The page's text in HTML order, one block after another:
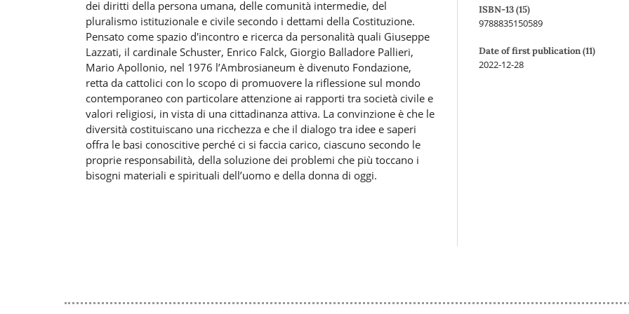
dei diritti della persona umana, delle comunità intermedie, del
pluralismo istituzionale e civile secondo i dettami della Costituzione.
Pensato come spazio d'incontro e ricerca da personalità quali Giuseppe
Lazzati, il cardinale Schuster, Enrico Falck, Giorgio Balladore Pallieri,
Mario Apollonio, nel 1976 l’Ambrosianeum è divenuto Fondazione,
retta da cattolici con lo scopo di promuovere la riflessione sul mondo
contemporaneo con particolare attenzione ai rapporti tra società civile e
valori religiosi, in vista di una cittadinanza attiva. La convinzione è che le
diversità costituiscano una ricchezza e che il dialogo tra idee e saperi
offra le basi conoscitive perché ci si faccia carico, ciascuno secondo le
proprie responsabilità, della soluzione dei problemi che più toccano i
bisogni materiali e spirituali dell’uomo e della donna di oggi.
ISBN-13 (15)
9788835150589
Date of first publication (11)
2022-12-28